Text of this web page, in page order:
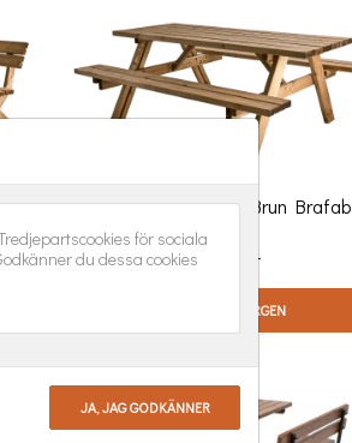
Arvidsbo Picnicset Brun Brafab
Pris
3 690,00 kr
LÄGG I VARUKORGEN
för sociala
du dessa cookies